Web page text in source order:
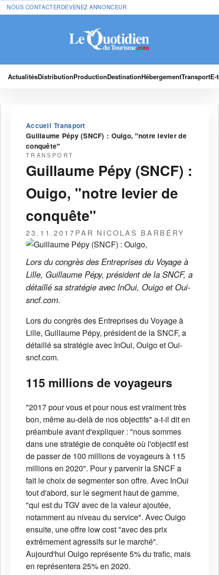
NOUS CONTACTERDEVENEZ ANNONCEUR
ActualitésDistributionProductionDestinationHébergementTransport
Accueil›Transport ›
Guillaume Pépy (SNCF) : Ouigo, "notre levier de
conquête"
TRANSPORT
Guillaume Pépy (SNCF) :
Ouigo, "notre levier de
conquête"
23.11.2017PAR NICOLAS BARBÉRY
Lors du congrès des Entreprises du Voyage à
Lille, Guillaume Pépy, président de la SNCF, a
détaillé sa stratégie avec InOui, Ouigo et Oui-
sncf.com.
Lors du congrès des Entreprises du Voyage à
Lille, Guillaume Pépy, président de la SNCF, a
détaillé sa stratégie avec InOui, Ouigo et Oui-
sncf.com.
115 millions de voyageurs
"2017 pour vous et pour nous est vraiment très
bon, même au-delà de nos objectifs" a-t-il dit en
préambule avant d'expliquer : "nous sommes
dans une stratégie de conquête où l'objectif est
de passer de 100 millions de voyageurs à 115
millions en 2020". Pour y parvenir la SNCF a
fait le choix de segmenter son offre. Avec InOui
tout d'abord, sur le segment haut de gamme,
"qui est du TGV avec de la valeur ajoutée,
notamment au niveau du service". Avec Ouigo
ensuite, une offre low cost "avec des prix
extrêmement agressifs sur le marché".
Aujourd'hui Ouigo représente 5% du trafic, mais
en représentera 25% en 2020.